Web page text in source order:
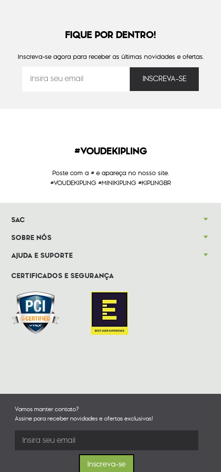
FIQUE POR DENTRO!
Inscreva-se agora para receber as últimas novidades e ofertas.
#VOUDEKIPLING
Poste com a # e apareça no nosso site.
#VOUDEKIPLING #MINIKIPLING #KIPLINGBR
SAC
SOBRE NÓS
AJUDA E SUPORTE
CERTIFICADOS E SEGURANÇA
Vamos manter contato?
Assine para receber novidades e ofertas exclusivas!